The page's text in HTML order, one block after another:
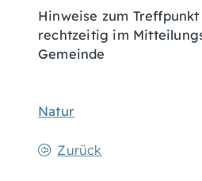
Hinweise zum
rechtzeitig im
Gemeinde
Natur
Zurück